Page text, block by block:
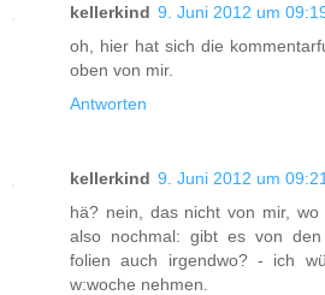
kellerkind 9. Juni 2012 um
oh, hier hat sich die
oben von mir.
Antworten
kellerkind 9. Juni 2012 um 09:21
hä? nein, das nicht von mir,
also nochmal: gibt es von
folien auch irgendwo? - ich
w:woche nehmen.